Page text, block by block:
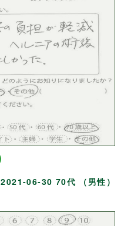
2021-06-30 70代 （男性）